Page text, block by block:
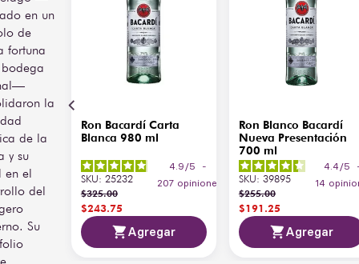
para reuniones sociales,
celebraciones y coctelería
de verano.
en un
de
fortuna
la
de la
y su
en el
del
Su
Ron Bacardí Carta
Blanca 980 ml
4.9 /5
-
207 opiniones
SKU: 25232
$325.00
$243.75
Agregar
Ron Blanco Bacardí
Nueva Presentación
700 ml
4.4 /5
14
SKU: 39895
$255.00
$191.25
Agregar